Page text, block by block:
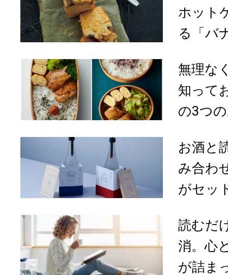
ホット
る「バ
無理な
知って
の3つ
お酒と
み合わ
がセッ
読むだ
消。心
が詰ま